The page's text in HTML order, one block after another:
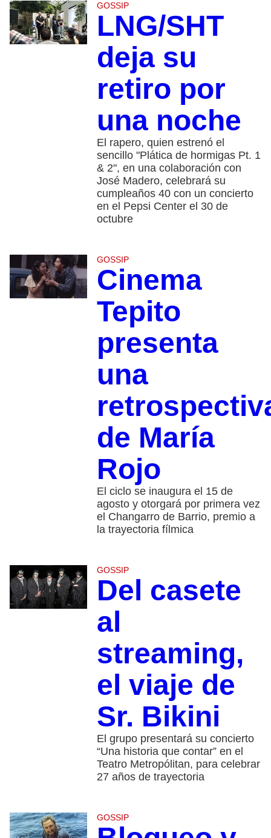
GOSSIP
LNG/SHT
deja su
retiro por
una noche
El rapero, quien estrenó el
sencillo "Plática de hormigas Pt. 1
& 2", en una colaboración con
José Madero, celebrará su
cumpleaños 40 con un concierto
en el Pepsi Center el 30 de
octubre
GOSSIP
Cinema
Tepito
presenta
una
de María
Rojo
El ciclo se inaugura el 15 de
agosto y otorgará por primera vez
el Changarro de Barrio, premio a
la trayectoria fílmica
GOSSIP
Del casete
al
streaming,
el viaje de
Sr. Bikini
El grupo presentará su concierto
“Una historia que contar” en el
Teatro Metropólitan, para celebrar
27 años de trayectoria
GOSSIP